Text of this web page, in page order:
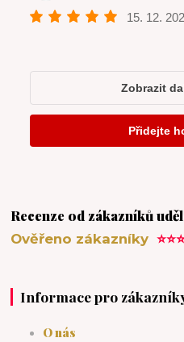
Recenze od zákazníků
Ověřeno zákazníky
Informace pro
O nás